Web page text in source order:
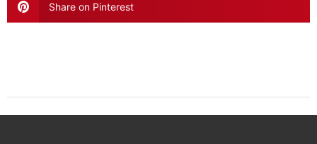
Share on Pinterest